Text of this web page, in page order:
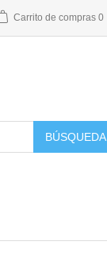
Carrito de compras 0
BÚSQUEDA